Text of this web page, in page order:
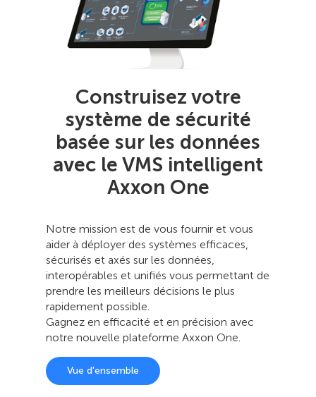
Construisez votre
système de sécurité
basée sur les données
avec le VMS intelligent
Axxon One
Notre mission est de vous fournir et vous
aider à déployer des systèmes efficaces,
sécurisés et axés sur les données,
interopérables et unifiés vous permettant de
prendre les meilleurs décisions le plus
rapidement possible.
Gagnez en efficacité et en précision avec
notre nouvelle plateforme Axxon One.
Vue d'ensemble